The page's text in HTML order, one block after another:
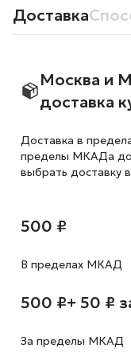
Доставка
Москва и
доставка
Доставка в
пределы МКАДа до
выбрать доставку
500 ₽
В пределах МКАД
500 ₽+ 50 ₽
За пределы МКАД